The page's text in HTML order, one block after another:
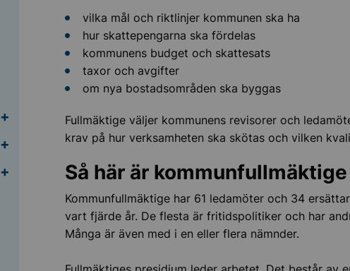
Undermeny för Kommunstyrelsen
Undermeny för Nämnder
Undermeny för Förvaltningskontor
vilka mål och riktlinjer kommunen ska ha
hur skattepengarna ska fördelas
kommunens budget och skattesats
taxor och avgifter
om nya bostadsområden ska byggas
Fullmäktige väljer kommunens revisorer och
krav på hur verksamheten ska skötas och vilken
Så här är
Kommunfullmäktige har 61 ledamöter och 34
vart fjärde år. De flesta är fritidspolitiker och har
Många är även med i en eller flera nämnder.